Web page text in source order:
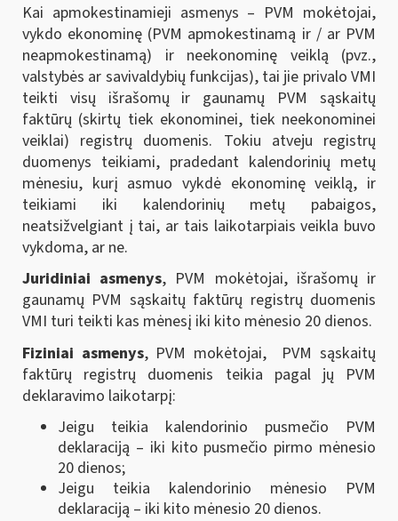
Kai apmokestinamieji asmenys – PVM mokėtojai,
vykdo ekonominę (PVM apmokestinamą ir / ar PVM
neapmokestinamą) ir neekonominę veiklą (pvz.,
valstybės ar savivaldybių funkcijas), tai jie privalo VMI
teikti visų išrašomų ir gaunamų PVM sąskaitų
faktūrų (skirtų tiek ekonominei, tiek neekonominei
veiklai) registrų duomenis. Tokiu atveju registrų
duomenys teikiami, pradedant kalendorinių metų
mėnesiu, kurį asmuo vykdė ekonominę veiklą, ir
teikiami iki kalendorinių metų pabaigos,
neatsižvelgiant į tai, ar tais laikotarpiais veikla buvo
vykdoma, ar ne.
Juridiniai asmenys, PVM mokėtojai, išrašomų ir
gaunamų PVM sąskaitų faktūrų registrų duomenis
VMI turi teikti kas mėnesį iki kito mėnesio 20 dienos.
Fiziniai asmenys, PVM mokėtojai, PVM sąskaitų
faktūrų registrų duomenis teikia pagal jų PVM
deklaravimo laikotarpį:
Jeigu teikia kalendorinio pusmečio PVM
deklaraciją – iki kito pusmečio pirmo mėnesio
20 dienos;
Jeigu teikia kalendorinio mėnesio PVM
deklaraciją – iki kito mėnesio 20 dienos.